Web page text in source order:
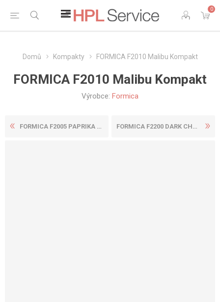
0
Domů Kompakty FORMICA F2010 Malibu Kompakt
FORMICA F2010 Malibu Kompakt
Výrobce: Formica
FORMICA F2005 PAPRIKA KOMPA... FORMICA F2200 DARK CHOCOLAT...